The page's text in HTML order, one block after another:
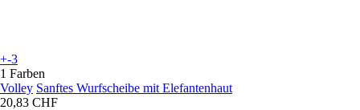
+-3
1 Farben
Volley Sanftes Wurfscheibe mit Elefantenhaut
20,83 CHF